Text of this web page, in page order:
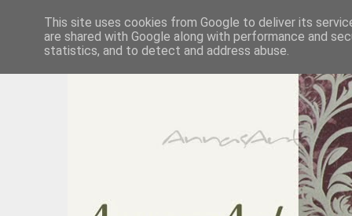
This site uses cookies from Google to deliver its
are shared with Google along with performance and
statistics, and to detect and address abuse.